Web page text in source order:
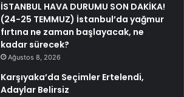
İSTANBUL HAVA DURUMU SON DAKİKA!
(24-25 TEMMUZ) İstanbul’da yağmur
fırtına ne zaman başlayacak, ne
kadar sürecek?
Ağustos 8, 2026
Karşıyaka’da Seçimler Ertelendi,
Adaylar Belirsiz